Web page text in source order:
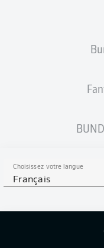
Choisissez votre langue
Français